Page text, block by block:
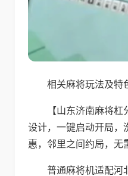
相关麻将玩法及特
【山东济南麻将
设计，一键启动开局，
惠，邻里之间约局，无
普通麻将机适配河